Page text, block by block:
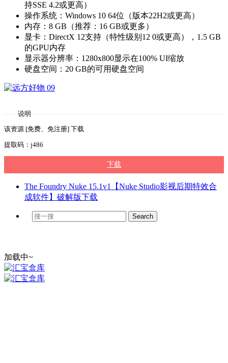
持SSE 4.2或更高）
操作系统：Windows 10 64位（版本22H2或更高）
内存：8 GB（推荐：16 GB或更多）
显卡：DirectX 12支持（特性级别12 0或更高），1.5 GB
的GPU内存
显示器分辨率：1280x800显示在100% UI缩放
硬盘空间：20 GB的可用硬盘空间
说明
该资源 [免费、免注册] 下载
提取码：j486
下载
The Foundry Nuke 15.1v1【Nuke Studio影视后期特效合
成软件】破解版下载
加载中~